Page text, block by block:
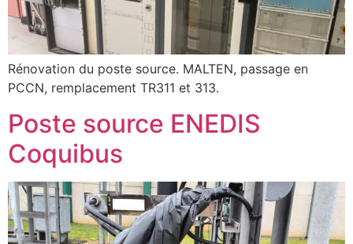
Rénovation du poste source. MALTEN, passage en
PCCN, remplacement TR311 et 313.
Poste source ENEDIS
Coquibus